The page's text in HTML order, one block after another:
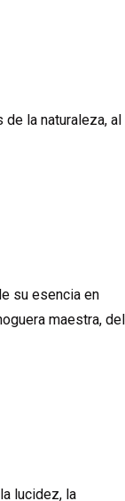
la naturaleza, al
su esencia en
maestra, del
lucidez, la